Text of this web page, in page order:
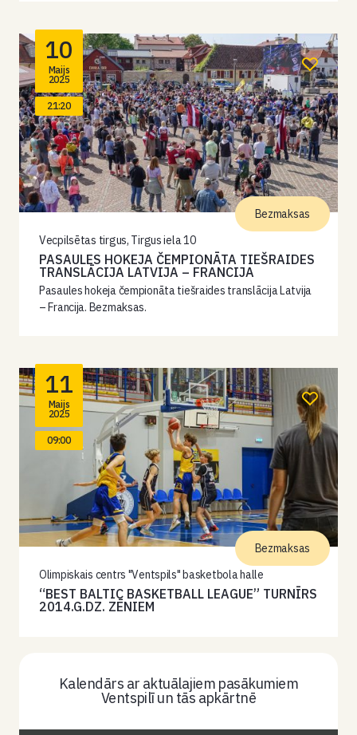
10
Maijs
2025
21:20
Vecpilsētas tirgus, Tirgus iela 10
PASAULES HOKEJA ČEMPIONĀTA TIEŠRAIDES
TRANSLĀCIJA LATVIJA – FRANCIJA
Pasaules hokeja čempionāta tiešraides translācija Latvija
– Francija. Bezmaksas.
Bezmaksas
11
Maijs
2025
09:00
Olimpiskais centrs "Ventspils" basketbola halle
“BEST BALTIC BASKETBALL LEAGUE” TURNĪRS
2014.G.DZ. ZĒNIEM
Bezmaksas
Kalendārs ar aktuālajiem pasākumiem
Ventspilī un tās apkārtnē